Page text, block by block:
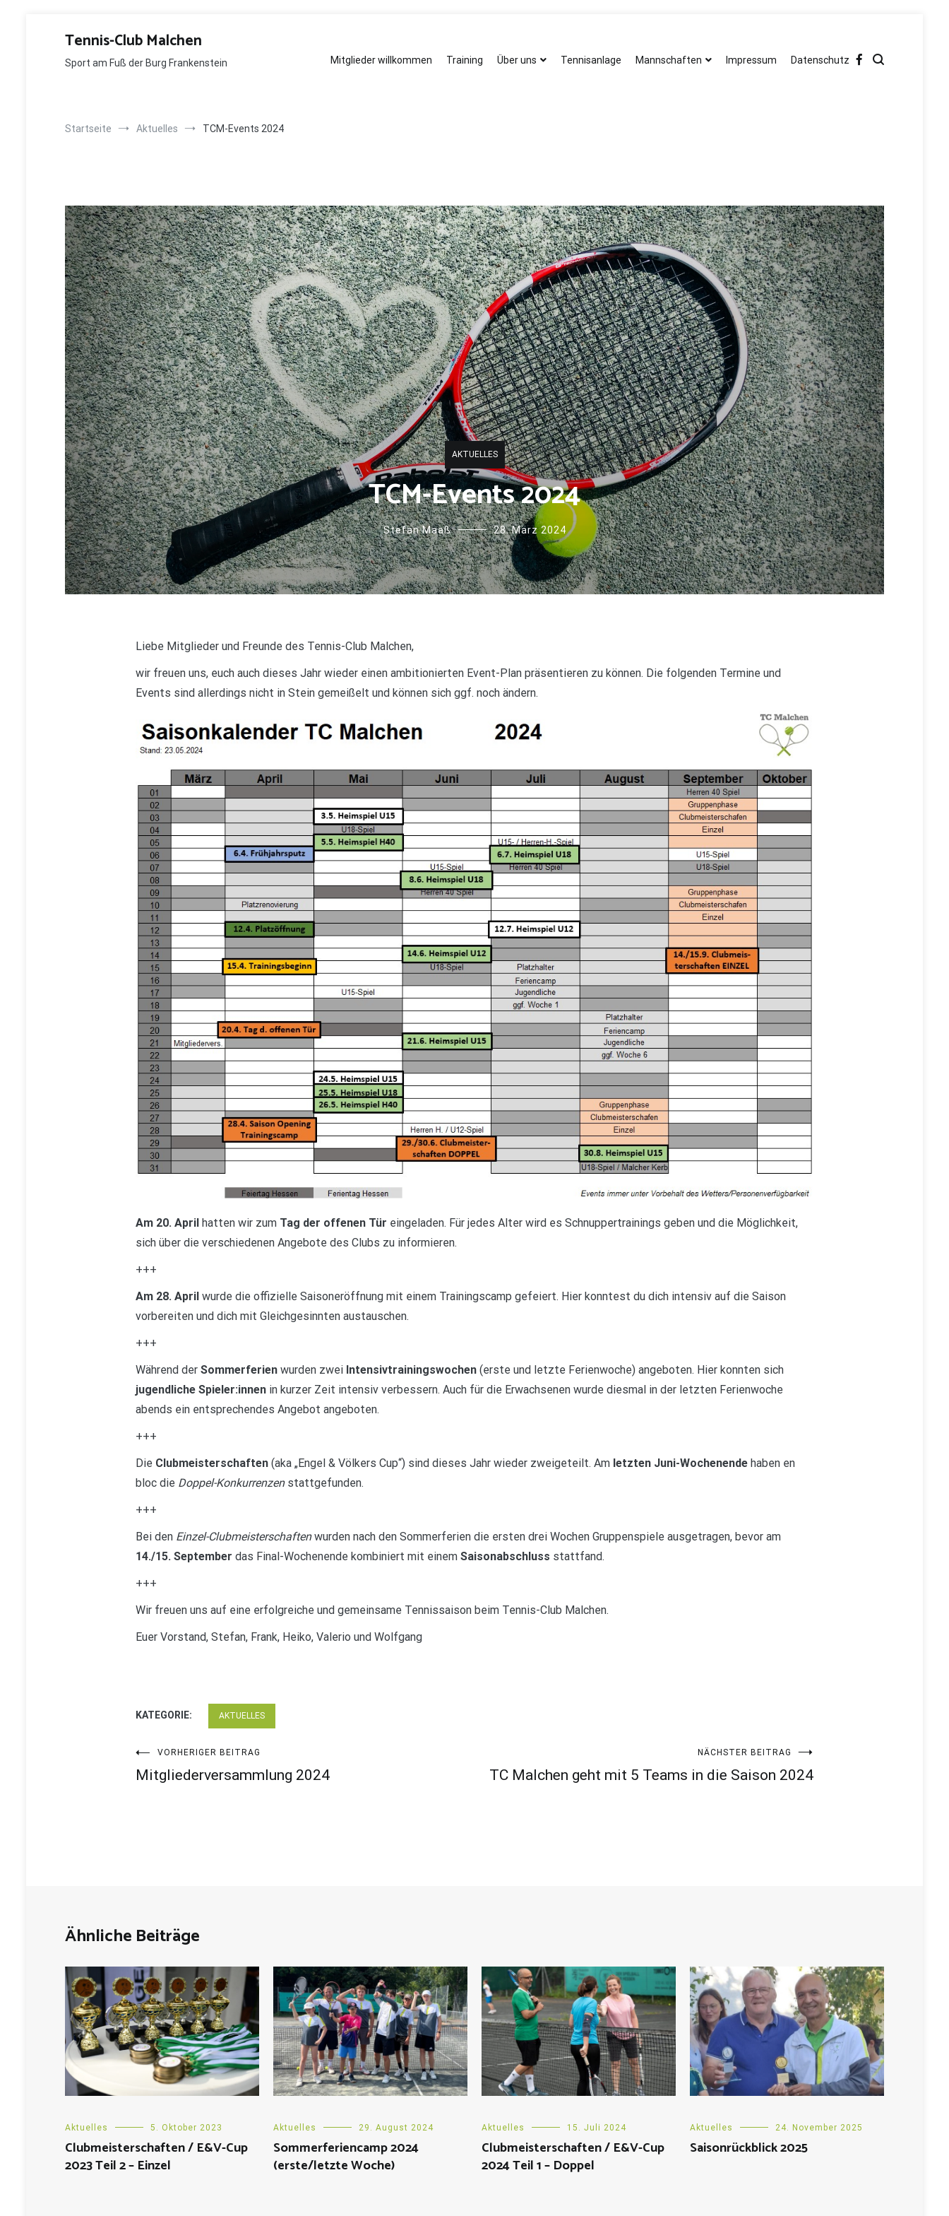
Tennis-Club Malchen
Sport am Fuß der Burg Frankenstein Mitglieder willkommen Training Über uns Tennisanlage Mannschaften Impressum Datenschutz
Startseite Aktuelles TCM-Events 2024
AKTUELLES
TCM-Events 2024
Stefan Maaß 28. März 2024
Liebe Mitglieder und Freunde des Tennis-Club Malchen,
wir freuen uns, euch auch dieses Jahr wieder einen ambitionierten Event-Plan präsentieren zu können. Die folgenden Termine und
Events sind allerdings nicht in Stein gemeißelt und können sich ggf. noch ändern.
Am 20. April hatten wir zum Tag der offenen Tür eingeladen. Für jedes Alter wird es Schnuppertrainings geben und die Möglichkeit,
sich über die verschiedenen Angebote des Clubs zu informieren.
+++
Am 28. April wurde die offizielle Saisoneröffnung mit einem Trainingscamp gefeiert. Hier konntest du dich intensiv auf die Saison
vorbereiten und dich mit Gleichgesinnten austauschen.
+++
Während der Sommerferien wurden zwei Intensivtrainingswochen (erste und letzte Ferienwoche) angeboten. Hier konnten sich
jugendliche Spieler:innen in kurzer Zeit intensiv verbessern. Auch für die Erwachsenen wurde diesmal in der letzten Ferienwoche
abends ein entsprechendes Angebot angeboten.
+++
Die Clubmeisterschaften (aka „Engel & Völkers Cup“) sind dieses Jahr wieder zweigeteilt. Am letzten Juni-Wochenende haben en
bloc die Doppel-Konkurrenzenstattgefunden.
+++
Bei den Einzel-Clubmeisterschaftenwurden nach den Sommerferien die ersten drei Wochen Gruppenspiele ausgetragen, bevor am
14./15. September das Final-Wochenende kombiniert mit einem Saisonabschluss stattfand.
+++
Wir freuen uns auf eine erfolgreiche und gemeinsame Tennissaison beim Tennis-Club Malchen.
Euer Vorstand, Stefan, Frank, Heiko, Valerio und Wolfgang
KATEGORIE: AKTUELLES
Beitragsnavigation
VORHERIGER BEITRAG
Mitgliederversammlung 2024
NÄCHSTER BEITRAG
TC Malchen geht mit 5 Teams in die Saison 2024
Ähnliche Beiträge
Aktuelles 5. Oktober 2023
Clubmeisterschaften / E&V-Cup
2023 Teil 2 – Einzel
Aktuelles 29. August 2024
Sommerferiencamp 2024
(erste/letzte Woche)
Aktuelles 15. Juli 2024
Clubmeisterschaften / E&V-Cup
2024 Teil 1 – Doppel
Aktuelles 24. November 2025
Saisonrückblick 2025